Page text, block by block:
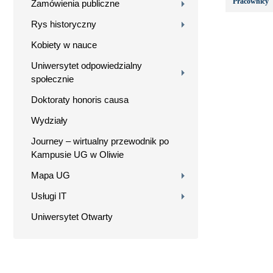
Zamówienia publiczne
Rys historyczny
Kobiety w nauce
Uniwersytet odpowiedzialny
społecznie
Doktoraty honoris causa
Wydziały
Journey – wirtualny przewodnik po
Kampusie UG w Oliwie
Mapa UG
Usługi IT
Uniwersytet Otwarty